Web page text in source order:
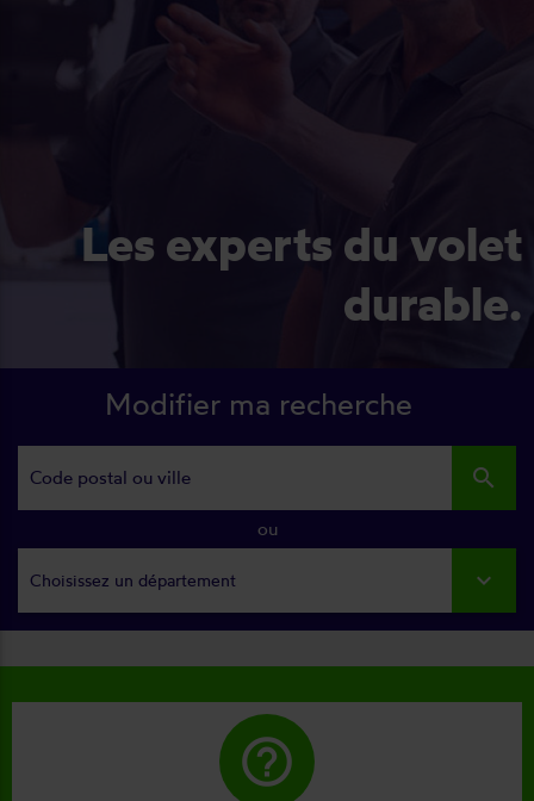
Les experts du volet
durable.
Modifier ma recherche
search
ou
Choisissez un département
help_outline